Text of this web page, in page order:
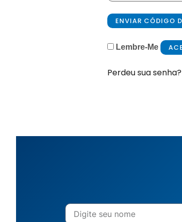
ENVIAR CÓDIGO
Lembre-Me
Perdeu sua senha?